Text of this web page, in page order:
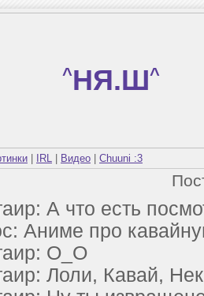
^НЯ.Ш^
IRL Видео Chuuni :3
А что есть
Аниме про
О_О
Лоли, Кавай,